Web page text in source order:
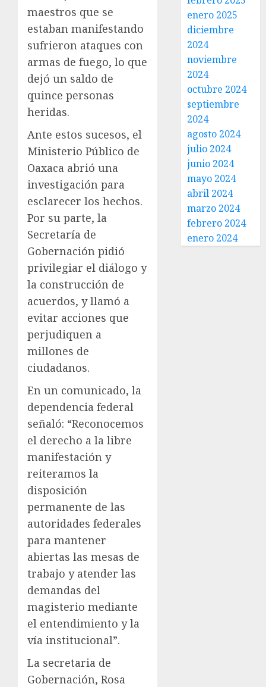
maestros que se
estaban manifestando
sufrieron ataques con
armas de fuego, lo que
dejó un saldo de
quince personas
heridas.
Ante estos sucesos, el
Ministerio Público de
Oaxaca abrió una
investigación para
esclarecer los hechos.
Por su parte, la
Secretaría de
Gobernación pidió
privilegiar el diálogo y
la construcción de
acuerdos, y llamó a
evitar acciones que
perjudiquen a
millones de
ciudadanos.
En un comunicado, la
dependencia federal
señaló: “Reconocemos
el derecho a la libre
manifestación y
reiteramos la
disposición
permanente de las
autoridades federales
para mantener
abiertas las mesas de
trabajo y atender las
demandas del
magisterio mediante
el entendimiento y la
vía institucional”.
La secretaria de
Gobernación, Rosa
enero 2025
diciembre
2024
noviembre
2024
octubre 2024
septiembre
2024
agosto 2024
julio 2024
junio 2024
mayo 2024
abril 2024
marzo 2024
febrero 2024
enero 2024